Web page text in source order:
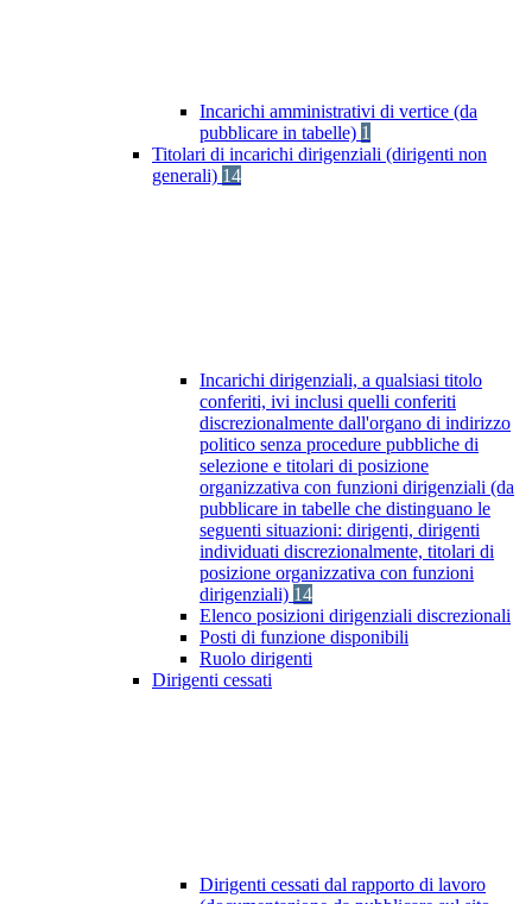
Incarichi amministrativi di vertice (da
pubblicare in tabelle) 1
Titolari di incarichi dirigenziali (dirigenti non
generali) 14
Incarichi dirigenziali, a qualsiasi titolo
conferiti, ivi inclusi quelli conferiti
discrezionalmente dall'organo di indirizzo
politico senza procedure pubbliche di
selezione e titolari di posizione
organizzativa con funzioni dirigenziali (da
pubblicare in tabelle che distinguano le
seguenti situazioni: dirigenti, dirigenti
individuati discrezionalmente, titolari di
posizione organizzativa con funzioni
dirigenziali) 14
Elenco posizioni dirigenziali discrezionali
Posti di funzione disponibili
Ruolo dirigenti
Dirigenti cessati
Dirigenti cessati dal rapporto di lavoro